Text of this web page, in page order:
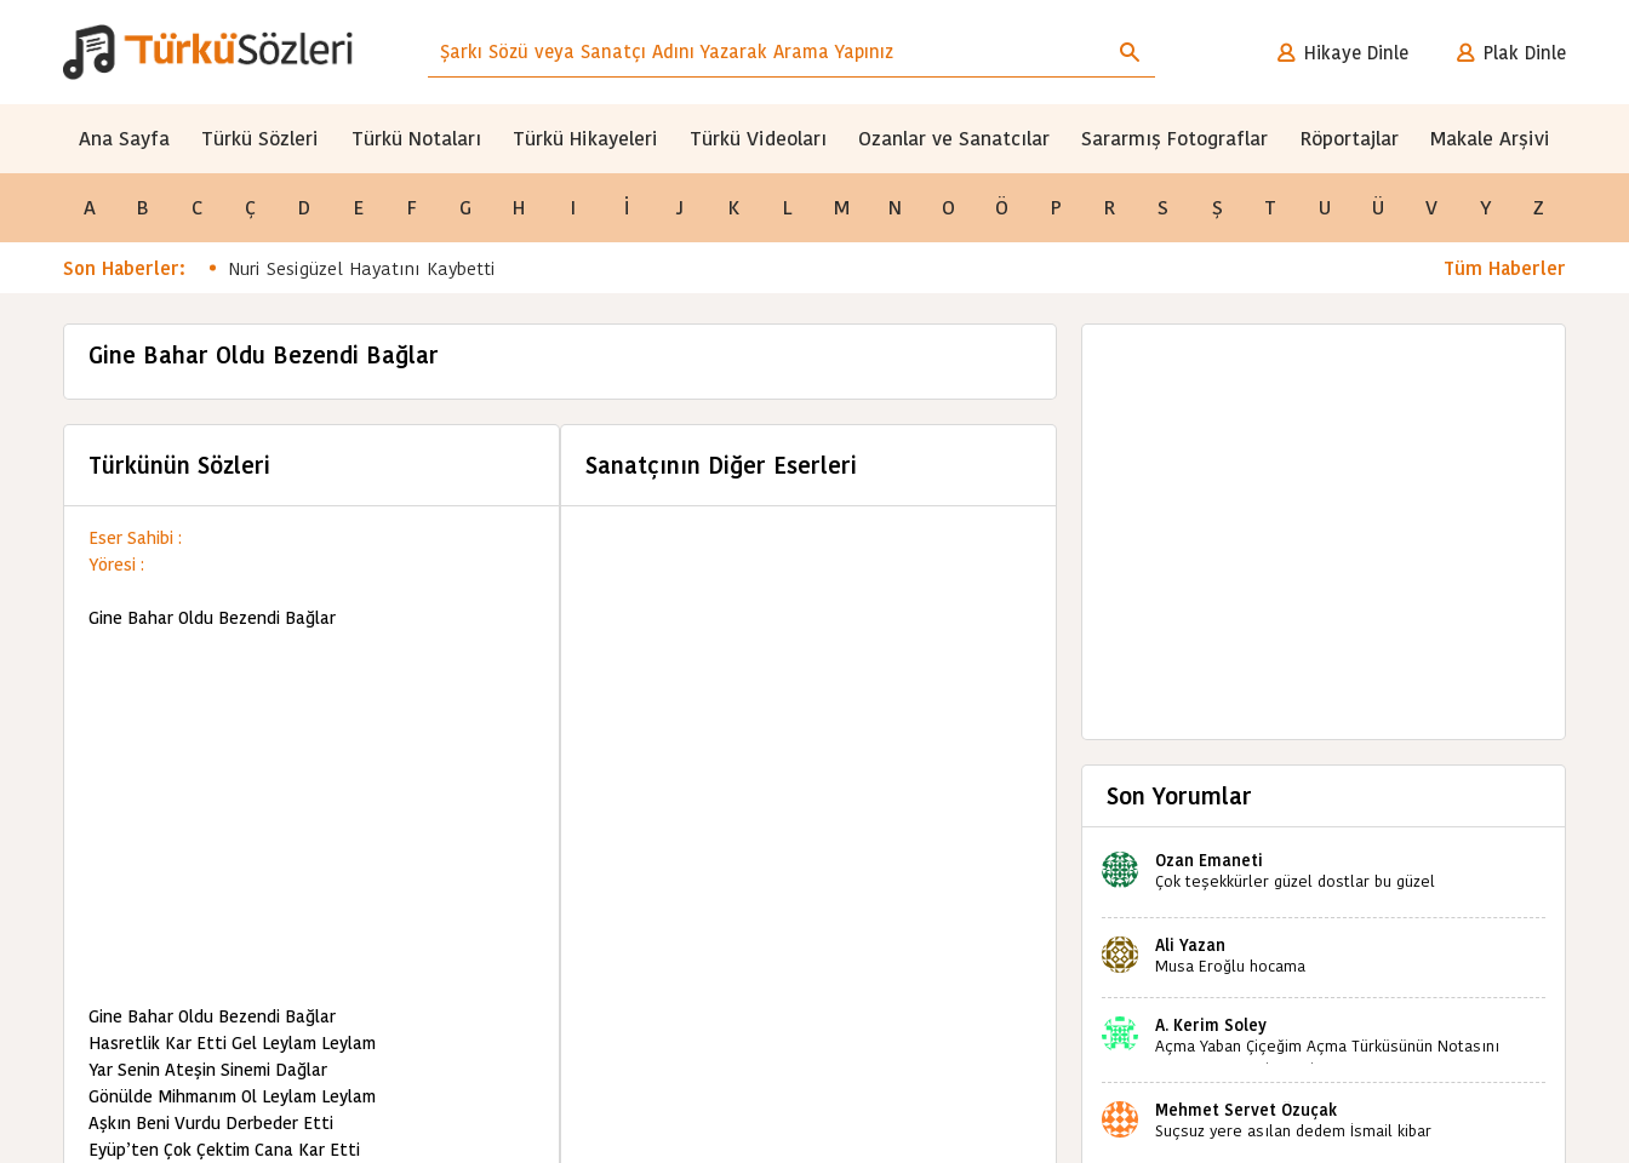
Hikaye Dinle Plak Dinle
Ana Sayfa Türkü Sözleri Türkü Notaları Türkü Hikayeleri Türkü Videoları Ozanlar ve Sanatcılar Sararmış Fotograflar Röportajlar Makale Arşivi
A B C Ç D E F G H I İ J K L M N O Ö P R S Ş T U Ü V Y Z
Son Haberler: Nuri Sesigüzel Hayatını Kaybetti Tüm Haberler
Gine Bahar Oldu Bezendi Bağlar
Türkünün Sözleri
Eser Sahibi :
Yöresi :
Gine Bahar Oldu Bezendi Bağlar
Gine Bahar Oldu Bezendi Bağlar
Hasretlik Kar Etti Gel Leylam Leylam
Yar Senin Ateşin Sinemi Dağlar
Gönülde Mihmanım Ol Leylam Leylam
Aşkın Beni Vurdu Derbeder Etti
Eyüp’ten Çok Çektim Cana Kar Etti
Sanatçının Diğer Eserleri
Son Yorumlar
Ozan Emaneti
Çok teşekkürler güzel dostlar bu güzel
sizlerin sayesinde türkülerimiz ölmeyecektir tekrar
teşekkürler saygılarımla
Ali Yazan
Musa Eroğlu hocama
A. Kerim Soley
Açma Yaban Çiçeğim Açma Türküsünün Notasını
Bulabilir miyiz ?İlginiz İçin Şimdiden Teşekkürler.
Mehmet Servet Özuçak
Suçsuz yere asılan dedem İsmail kibar